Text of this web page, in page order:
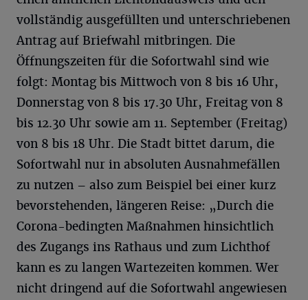
vollständig ausgefüllten und unterschriebenen
Antrag auf Briefwahl mitbringen. Die
Öffnungszeiten für die Sofortwahl sind wie
folgt: Montag bis Mittwoch von 8 bis 16 Uhr,
Donnerstag von 8 bis 17.30 Uhr, Freitag von 8
bis 12.30 Uhr sowie am 11. September (Freitag)
von 8 bis 18 Uhr. Die Stadt bittet darum, die
Sofortwahl nur in absoluten Ausnahmefällen
zu nutzen – also zum Beispiel bei einer kurz
bevorstehenden, längeren Reise: „Durch die
Corona-bedingten Maßnahmen hinsichtlich
des Zugangs ins Rathaus und zum Lichthof
kann es zu langen Wartezeiten kommen. Wer
nicht dringend auf die Sofortwahl angewiesen